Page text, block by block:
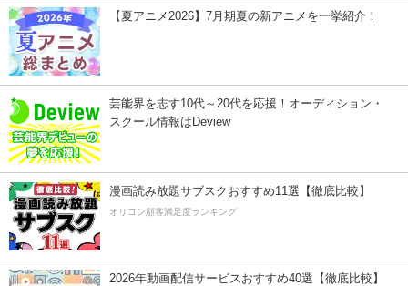
【夏アニメ2026】7月期夏の新アニメを一挙紹介！
芸能界を志す10代～20代を応援！オーディション・
スクール情報はDeview
漫画読み放題サブスクおすすめ11選【徹底比較】
オリコン顧客満足度ランキング
2026年動画配信サービスおすすめ40選【徹底比較】